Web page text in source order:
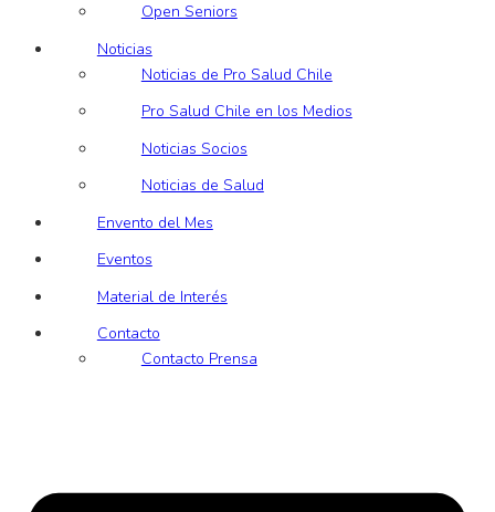
Open Seniors
Noticias
Noticias de Pro Salud Chile
Pro Salud Chile en los Medios
Noticias Socios
Noticias de Salud
Envento del Mes
Eventos
Material de Interés
Contacto
Contacto Prensa